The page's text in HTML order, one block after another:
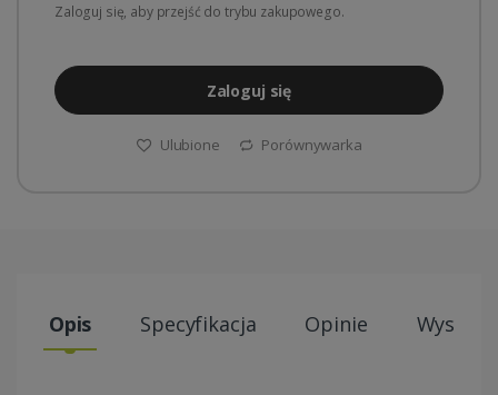
Zaloguj się, aby przejść do trybu zakupowego.
Zaloguj się
Ulubione Porównywarka
Opis Specyfikacja Opinie Wysyłki